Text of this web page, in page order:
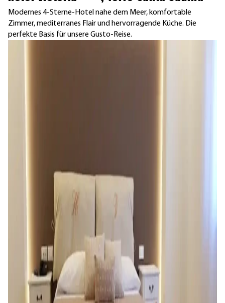
Modernes 4-Sterne-Hotel nahe dem Meer, komfortable
Zimmer, mediterranes Flair und hervorragende Küche. Die
perfekte Basis für unsere Gusto-Reise.